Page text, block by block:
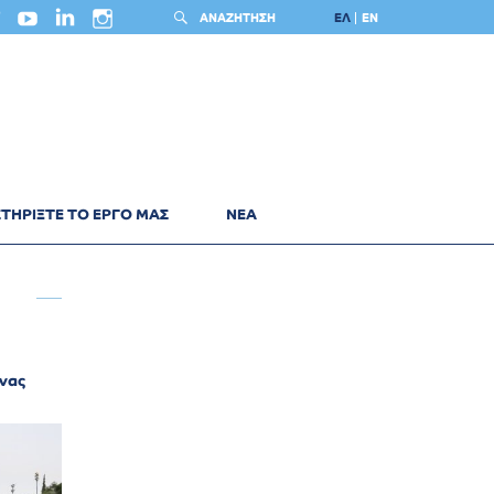
ΤΟ ΕΡΓΟ ΜΑΣ ΝΕΑ
ΑΝΑΖΗΤΗΣΗ ΕΛ EN